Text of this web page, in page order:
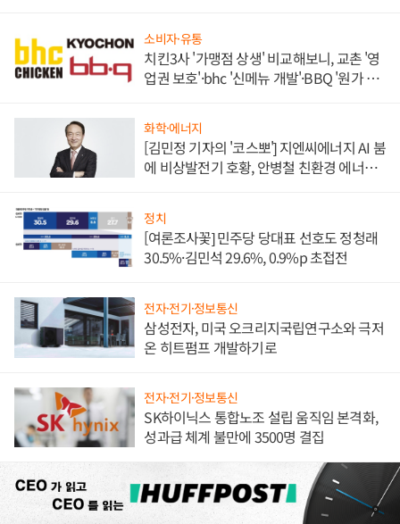
소비자·유통
치킨3사 '가맹점 상생' 비교해보니, 교촌 '영
업권 보호'·bhc '신메뉴 개발'·BBQ '원가 부
화학·에너지
[김민정 기자의 '코스뽀'] 지엔씨에너지 AI 붐
에 비상발전기 호황, 안병철 친환경 에너지
정치
[여론조사꽃] 민주당 당대표 선호도 정청래
30.5%·김민석 29.6%, 0.9%p 초접전
전자·전기·정보통신
삼성전자, 미국 오크리지국립연구소와 극저
온 히트펌프 개발하기로
전자·전기·정보통신
SK하이닉스 통합노조 설립 움직임 본격화,
성과급 체계 불만에 3500명 결집